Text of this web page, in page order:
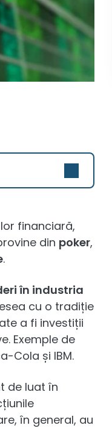
financiară,
din poker,
.
în industria
cu o tradiție
a fi investiții
Exemple de
Cola și IBM.
de luat în
în general, au